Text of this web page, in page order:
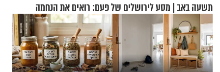
תשעה באב | מסע לירושלים של פעם: רואים את הנחמה